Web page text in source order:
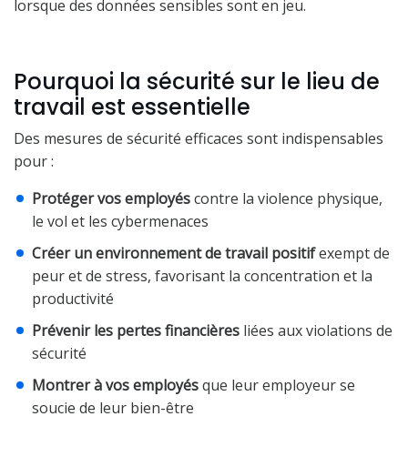
lorsque des données sensibles sont en jeu.
Pourquoi la sécurité sur le lieu de
travail est essentielle
Des mesures de sécurité efficaces sont indispensables
pour :
Protéger vos employéscontre la violence physique,
le vol et les cybermenaces
Créer un environnement de travail positifexempt de
peur et de stress, favorisant la concentration et la
productivité
Prévenir les pertes financières liées aux violations de
sécurité
Montrer à vos employésque leur employeur se
soucie de leur bien-être